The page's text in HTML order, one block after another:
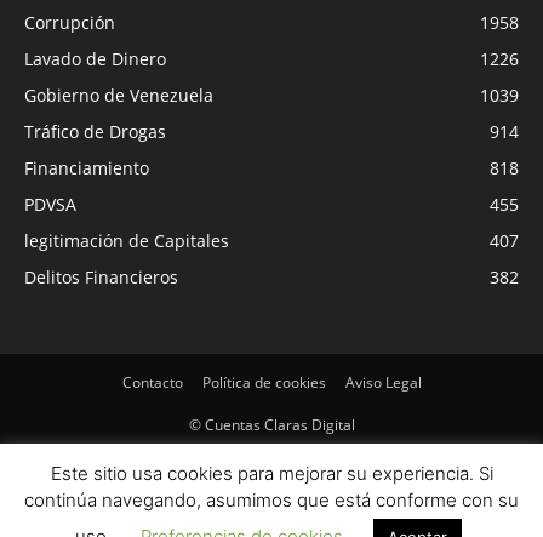
Corrupción
1958
Lavado de Dinero
1226
Gobierno de Venezuela
1039
Tráfico de Drogas
914
Financiamiento
818
PDVSA
455
legitimación de Capitales
407
Delitos Financieros
382
Contacto Política de cookies Aviso Legal
© Cuentas Claras Digital
Este sitio usa cookies para mejorar su experiencia. Si
continúa navegando, asumimos que está conforme con su